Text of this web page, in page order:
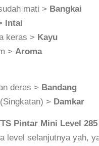
mati > Bangkai
Intai
keras > Kayu
> Aroma
deras > Bandang
> Damkar
Pintar Mini Level 285
level selanjutnya yah,